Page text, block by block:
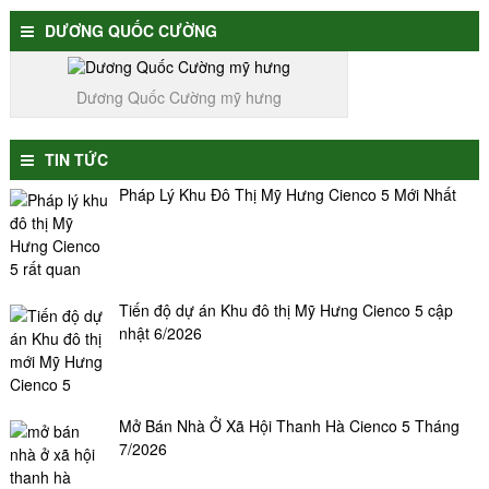
DƯƠNG QUỐC CƯỜNG
Dương Quốc Cường mỹ hưng
TIN TỨC
Pháp Lý Khu Đô Thị Mỹ Hưng Cienco 5 Mới Nhất
Tiến độ dự án Khu đô thị Mỹ Hưng Cienco 5 cập
nhật 6/2026
Mở Bán Nhà Ở Xã Hội Thanh Hà Cienco 5 Tháng
7/2026